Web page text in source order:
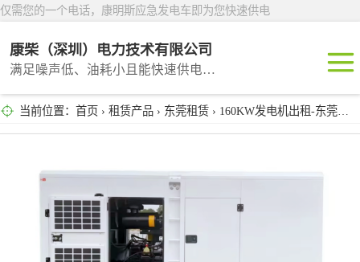
仅需您的一个电话，康明斯应急发电车即为您快速供电
康柴（深圳）电力技术有限公司
满足噪声低、油耗小且能快速供电的租赁产品
当前位置： 首页 › 租赁产品 › 东莞租赁 › 160KW发电机出租-东莞柴油发电机租赁服务
深圳租赁
惠州租赁